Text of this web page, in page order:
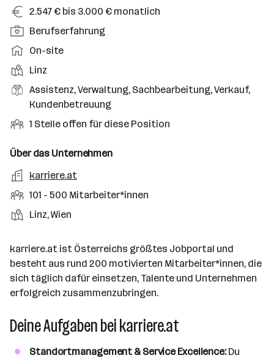
n
t
e
l
u
g
a
t
G
e
h
a
l
t
2.547 € bis 3.000 € monatlich
P
o
i
t
o
s
b
e
e
Berufserfahrung
A
r
b
e
t
m
d
e
l
On-site
D
i
s
o
r
Linz
B
r
f
f
e
d
r
Assistenz, Verwaltung, Sachbearbeitung, Verkauf,
Kundenbetreuung
O
f
n
e
S
l
l
e
n
1 Stelle offen für diese Position
Über das Unternehmen
A
r
e
t
g
e
b
r
karriere.at
M
i
t
r
b
e
i
e
101 - 500 Mitarbeiter*innen
S
a
n
d
o
t
e
Linz, Wien
karriere.at ist Österreichs größtes Jobportal und
besteht aus rund 200 motivierten Mitarbeiter*innen, die
sich täglich dafür einsetzen, Talente und Unternehmen
erfolgreich zusammenzubringen.
Deine Aufgaben bei karriere.at
Standortmanagement & Service Excellence:Du